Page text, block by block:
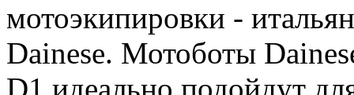
мотоэкипировки -
Dainese. Мотоботы